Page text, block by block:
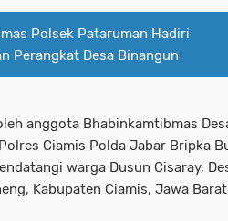
Polsek Pataruman Hadiri
Perangkat Desa Binangun
anggota Bhabinkamtibmas
Ciamis Polda Jabar Bripka
warga Dusun Cisaray,
Kabupaten Ciamis, Jawa